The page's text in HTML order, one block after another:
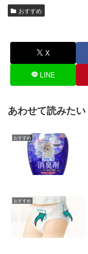
おすすめ
X
LINE
あわせて読みたい
おすすめ
おすすめ